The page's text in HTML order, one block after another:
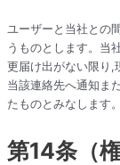
ユーザーと当社との
うものとします。当
更届け出がない限り,
当該連絡先へ通知ま
たものとみなします。
第14条（